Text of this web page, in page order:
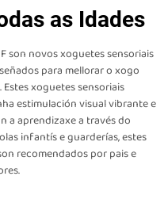
as Idades
son novos xoguetes sensoriais
para mellorar o xogo
xoguetes sensoriais
estimulación visual vibrante e
a aprendizaxe a través do
infantís e guarderías, estes
recomendados por pais e